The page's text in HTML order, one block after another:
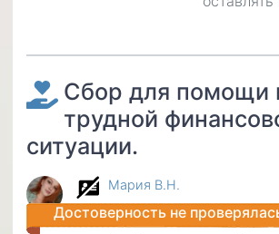
Сбор для помощи
трудной
ситуации.
Мария В.Н.
Достоверность не